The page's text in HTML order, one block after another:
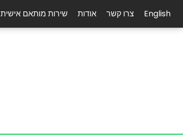
שירות מותאם אישית אודות צרו קשר English